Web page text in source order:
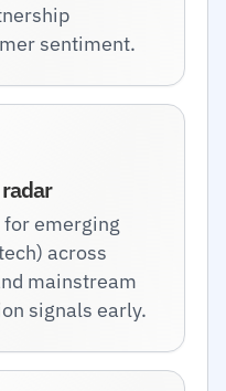
sentiment.
emerging
across
mainstream
signals early.